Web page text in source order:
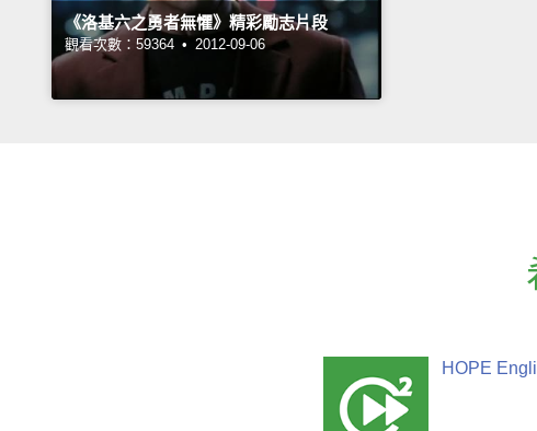
《洛基六之勇者無懼》精彩勵志片段
觀看次數：59364 • 2012-09-06
HOPE